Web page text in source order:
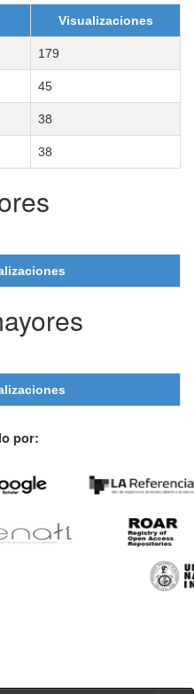
Visualizaciones
179
45
38
38
por: